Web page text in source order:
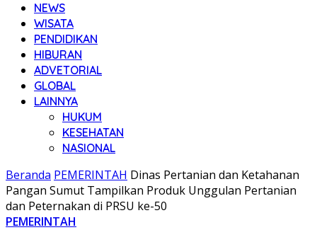
NEWS
WISATA
PENDIDIKAN
HIBURAN
ADVETORIAL
GLOBAL
LAINNYA
HUKUM
KESEHATAN
NASIONAL
Beranda PEMERINTAH Dinas Pertanian dan Ketahanan
Pangan Sumut Tampilkan Produk Unggulan Pertanian
dan Peternakan di PRSU ke-50
PEMERINTAH